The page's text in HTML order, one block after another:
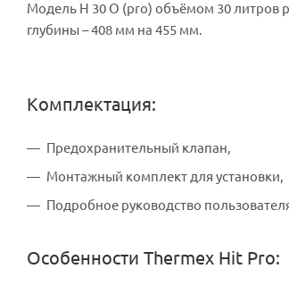
Модель H 30 O (pro) объёмом 30 литров
глубины – 408 мм на 455 мм.
Комплектация:
Предохранительный клапан,
Монтажный комплект для установки,
Подробное руководство
Особенности Thermex Hit Pro: